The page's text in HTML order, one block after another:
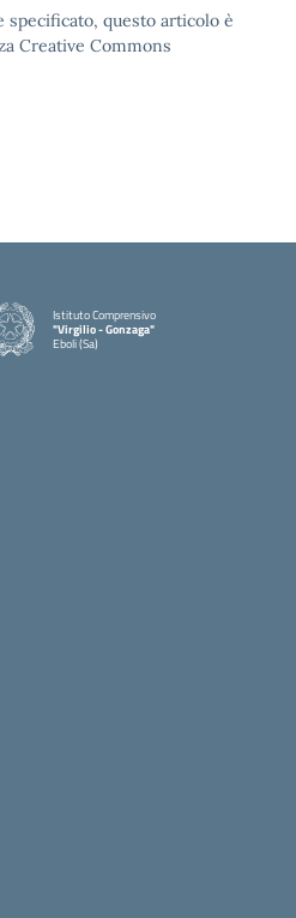
specificato, questo articolo è
Creative Commons
Istituto Comprensivo
"Virgilio - Gonzaga"
Eboli (Sa)